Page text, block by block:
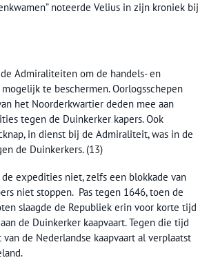
noteerde Velius in zijn kroniek bij
Admiraliteiten om de handels- en
te beschermen. Oorlogsschepen
het Noorderkwartier deden mee aan
tegen de Duinkerker kapers. Ook
in dienst bij de Admiraliteit, was in de
de Duinkerkers. (13)
de expedities niet, zelfs een blokkade van
niet stoppen. Pas tegen 1646, toen de
slaagde de Republiek erin voor korte tijd
de Duinkerker kaapvaart. Tegen die tijd
de Nederlandse kaapvaart al verplaatst